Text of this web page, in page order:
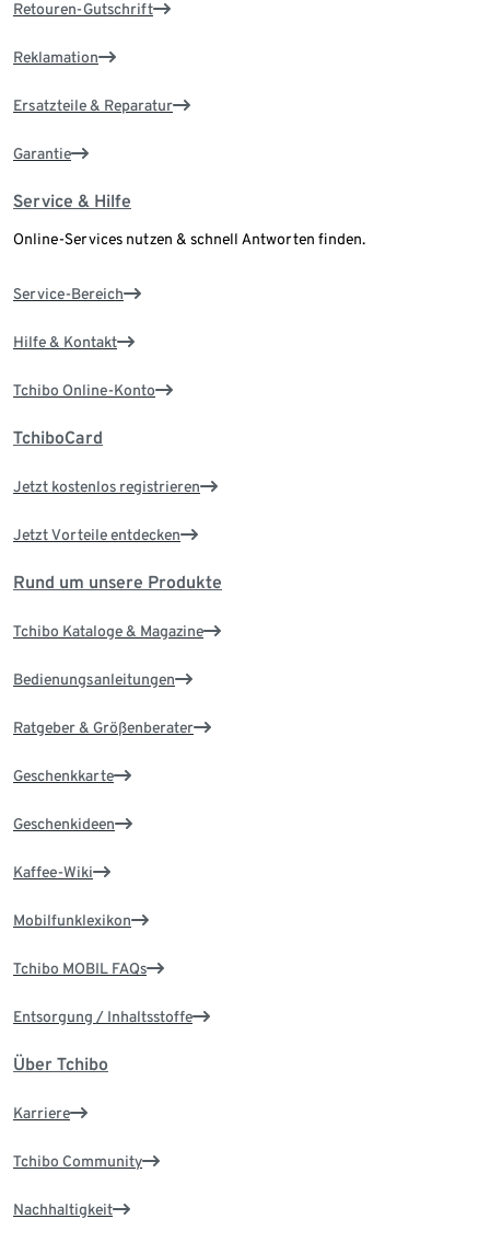
Retouren-Gutschrift
Reklamation
Ersatzteile & Reparatur
Garantie
Service & Hilfe
Online-Services nutzen & schnell Antworten finden.
Service-Bereich
Hilfe & Kontakt
Tchibo Online-Konto
TchiboCard
Jetzt kostenlos registrieren
Jetzt Vorteile entdecken
Rund um unsere Produkte
Tchibo Kataloge & Magazine
Bedienungsanleitungen
Ratgeber & Größenberater
Geschenkkarte
Geschenkideen
Kaffee-Wiki
Mobilfunklexikon
Tchibo MOBIL FAQs
Entsorgung / Inhaltsstoffe
Über Tchibo
Karriere
Tchibo Community
Nachhaltigkeit